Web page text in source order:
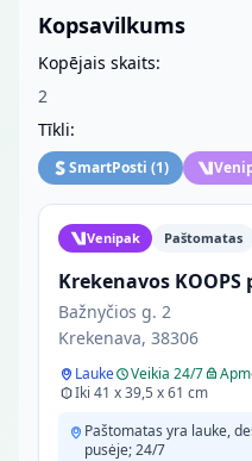
Kopsavilkums
Kopējais skaits:
2
Tīkli:
SmartPosti (1)
Venipak Paštomatas
Krekenavos
Bažnyčios g. 2
Krekenava, 38306
Lauke Veikia 24/7
Iki 41 x 39,5 x 61 cm
Paštomatas yra lauke,
pusėje; 24/7